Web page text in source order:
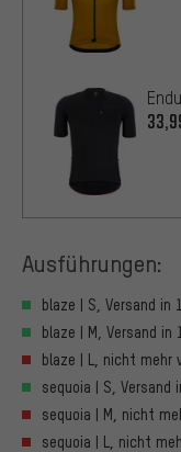
Ausführungen:
blaze | S, Versand in
blaze | M, Versand in
blaze | L, nicht mehr
sequoia | S, Versand
sequoia | M, nicht
sequoia | L, nicht